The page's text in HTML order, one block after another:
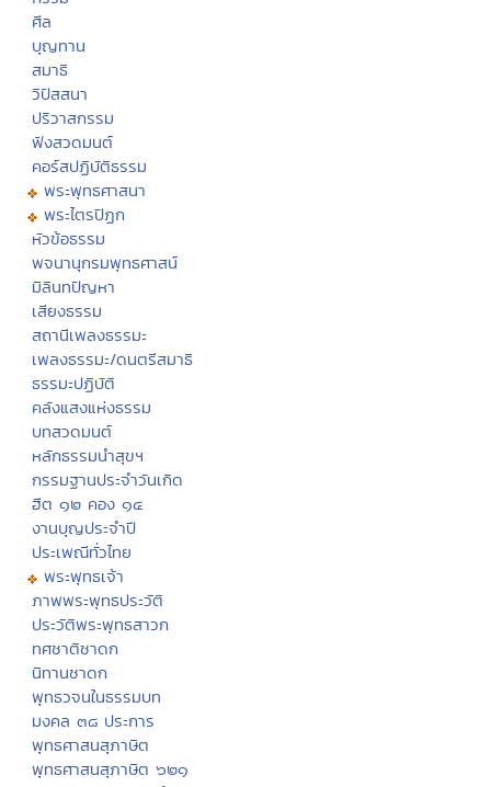
ศีล
บุญทาน
สมาธิ
วิปัสสนา
ปริวาสกรรม
ฟังสวดมนต์
คอร์สปฏิบัติธรรม
พระพุทธศาสนา
พระไตรปิฏก
หัวข้อธรรม
พจนานุกรมพุทธศาสน์
มิลินทปัญหา
เสียงธรรม
สถานีเพลงธรรมะ
เพลงธรรมะ/ดนตรีสมาธิ
ธรรมะปฏิบัติ
คลังแสงแห่งธรรม
บทสวดมนต์
หลักธรรมนำสุขฯ
กรรมฐานประจำวันเกิด
ฮีต ๑๒ คอง ๑๔
งานบุญประจำปี
ประเพณีทั่วไทย
พระพุทธเจ้า
ภาพพระพุทธประวัติ
ประวัติพระพุทธสาวก
ทศชาติชาดก
นิทานชาดก
พุทธวจนในธรรมบท
มงคล ๓๘ ประการ
พุทธศาสนสุภาษิต
พุทธศาสนสุภาษิต ๖๒๑